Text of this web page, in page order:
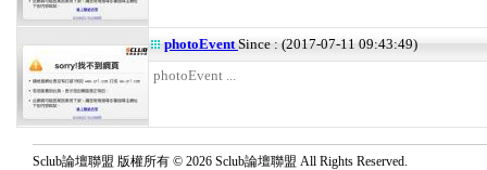
photoEventSince : (2017-07-11 09:43:49)
photoEvent ...
Sclub論壇聯盟 版權所有 © 2026 Sclub論壇聯盟 All Rights Reserved.